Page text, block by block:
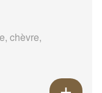
chèvre,